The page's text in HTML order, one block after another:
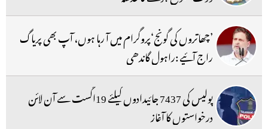
’چھاتروں کی گونج‘پروگرام میں آ رہا ہوں، آپ بھی پریاگ
راج آئیے :راہول گاندھی
پولیس کی 7437 جائیدادوں کیلئے 19اگست سے آن لائن
درخواستوں کا آغاز